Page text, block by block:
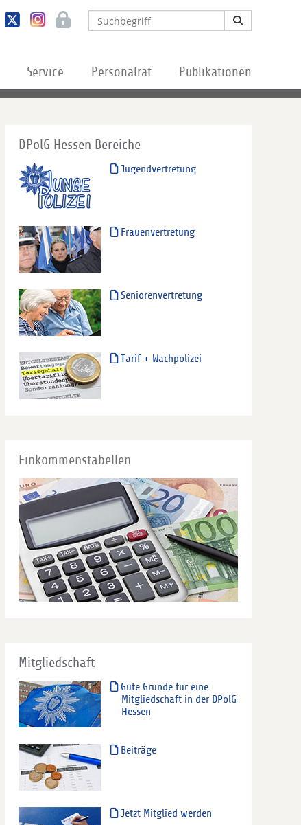
Service Personalrat Publikationen
DPolG Hessen Bereiche
Jugendvertretung
Frauenvertretung
Seniorenvertretung
Tarif + Wachpolizei
Einkommenstabellen
Mitgliedschaft
Gute Gründe für eine
Mitgliedschaft in der DPolG
Hessen
Beiträge
Jetzt Mitglied werden